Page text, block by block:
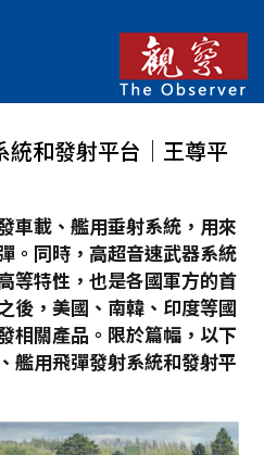
統和發射平台│王尊平
車載、艦用垂射系統，用來
。同時，高超音速武器系統
等特性，也是各國軍方的首
後，美國、南韓、印度等國
相關產品。限於篇幅，以下
艦用飛彈發射系統和發射平